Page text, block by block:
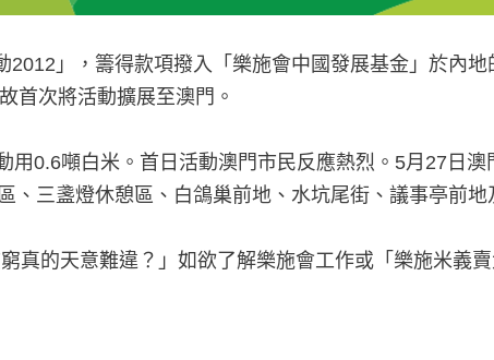
」，籌得款項撥入「樂施會中國發展基金」於內
首次將活動擴展至澳門。
0.6噸白米。首日活動澳門市民反應熱烈。5月27日
三盞燈休憩區、白鴿巢前地、水坑尾街、議事亭前地
真的天意難違？」如欲了解樂施會工作或「樂施米義